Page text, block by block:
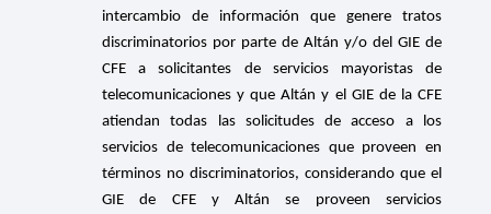
intercambio de información que genere tratos
discriminatorios por parte de Altán y/o del GIE de
CFE a solicitantes de servicios mayoristas de
telecomunicaciones y que Altán y el GIE de la CFE
atiendan todas las solicitudes de acceso a los
servicios de telecomunicaciones que proveen en
términos no discriminatorios, considerando que el
GIE de CFE y Altán se proveen servicios